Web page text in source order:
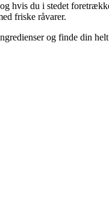
hvis du i stedet
friske råvarer.
og finde din